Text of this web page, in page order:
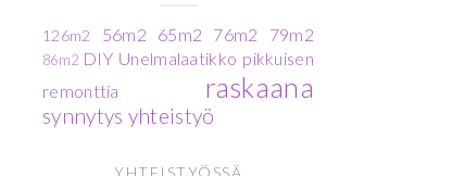
126m2 56m2 65m2 76m2 79m2
86m2 DIY Unelmalaatikko pikkuisen
remonttia
raskaana
synnytys yhteistyö